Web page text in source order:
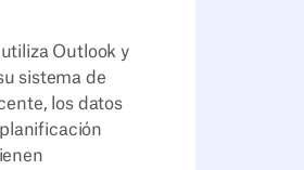
Outlook y
sistema de
los datos